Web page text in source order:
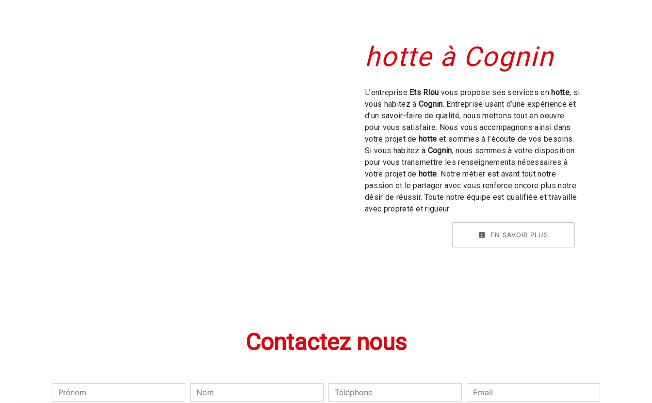
hotte à Cognin
L’entreprise Ets Riou vous propose ses services enhotte, si
vous habitez à Cognin. Entreprise usant d’une expérience et
d’un savoir-faire de qualité, nous mettons tout en oeuvre
pour vous satisfaire. Nous vous accompagnons ainsi dans
votre projet dehotte et sommes à l’écoute de vos besoins.
Si vous habitez à Cognin, nous sommes à votre disposition
pour vous transmettre les renseignements nécessaires à
votre projet dehotte. Notre métier est avant tout notre
passion et le partager avec vous renforce encore plus notre
désir de réussir. Toute notre équipe est qualifiée et travaille
avec propreté et rigueur.
EN SAVOIR PLUS
Contactez nous